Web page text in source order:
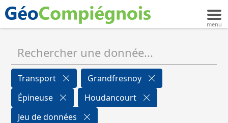
Transport
Grandfresnoy
Épineuse
Houdancourt
Jeu de données